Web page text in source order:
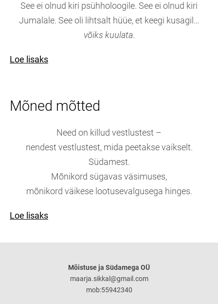
See ei olnud kiri psühholoogile. See ei olnud kiri
Jumalale. See oli lihtsalt hüüe, et keegi kusagil…
võiks kuulata.
Loe lisaks
Mõned mõtted
Need on killud vestlustest –
nendest vestlustest, mida peetakse vaikselt.
Südamest.
Mõnikord sügavas väsimuses,
mõnikord väikese lootusevalgusega hinges.
Loe lisaks
Mõistuse ja Südamega OÜ
maarja.sikkal@gmail.com
mob:55942340